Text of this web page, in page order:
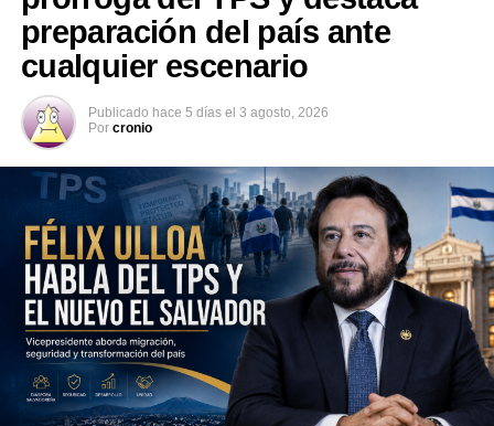
aprendizaje valioso para fortalecer nuestra propia
estrategia de seguridad ciudadana”, escribió el
vicepresidente electo en su cuenta de X.
preparación del país ante
cualquier escenario
Publicado hace 5 días el 3 agosto, 2026
Por cronio